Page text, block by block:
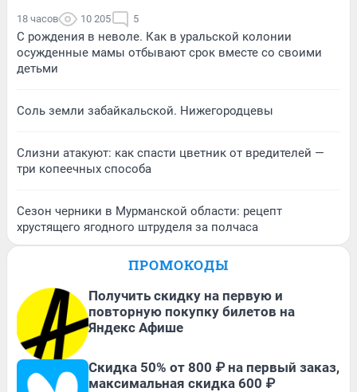
18 часов 10 205 5
С рождения в неволе. Как в уральской колонии
осужденные мамы отбывают срок вместе со своими
детьми
Соль земли забайкальской. Нижегородцевы
Слизни атакуют: как спасти цветник от вредителей —
три копеечных способа
Сезон черники в Мурманской области: рецепт
хрустящего ягодного штруделя за полчаса
ПРОМОКОДЫ
Получить скидку на первую и
повторную покупку билетов на
Яндекс Афише
Скидка 50% от 800 ₽ на первый заказ,
максимальная скидка 600 ₽